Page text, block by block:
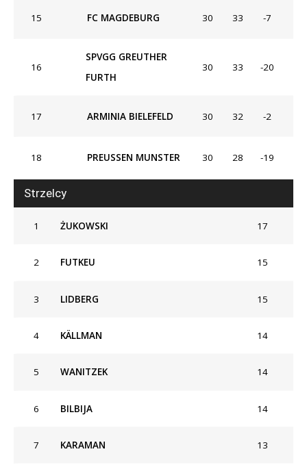
15 FC MAGDEBURG 30 33 -7
16
SPVGG GREUTHER
FURTH
30 33 -20
17 ARMINIA BIELEFELD 30 32 -2
18 PREUSSEN MUNSTER 30 28 -19
Strzelcy
1 ŻUKOWSKI 17
2 FUTKEU 15
3 LIDBERG 15
4 KÄLLMAN 14
5 WANITZEK 14
6 BILBIJA 14
7 KARAMAN 13